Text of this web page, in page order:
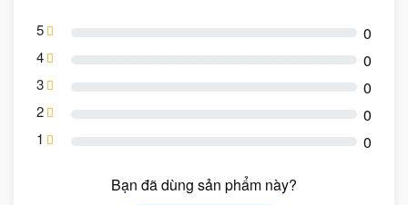
5 0
4 0
3 0
2 0
1 0
Bạn đã dùng sản phẩm này?